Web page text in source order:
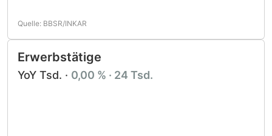
Quelle: BBSR/INKAR
Erwerbstätige
YoY Tsd. · 0,00 % · 24 Tsd.